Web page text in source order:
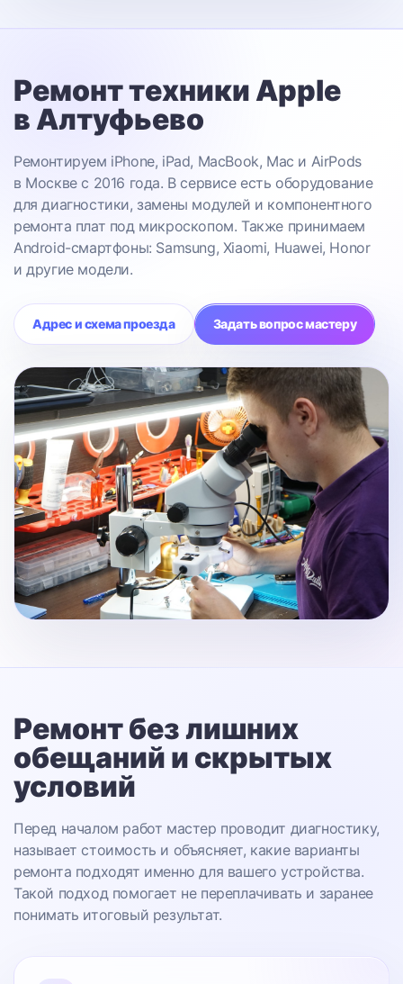
Ремонт техники Apple
в Алтуфьево
Ремонтируем iPhone, iPad, MacBook, Mac и AirPods
в Москве с 2016 года. В сервисе есть оборудование
для диагностики, замены модулей и компонентного
ремонта плат под микроскопом. Также принимаем
Android-смартфоны: Samsung, Xiaomi, Huawei, Honor
и другие модели.
Адрес и схема проезда Задать вопрос мастеру
Ремонт без лишних
обещаний и скрытых
условий
Перед началом работ мастер проводит диагностику,
называет стоимость и объясняет, какие варианты
ремонта подходят именно для вашего устройства.
Такой подход помогает не переплачивать и заранее
понимать итоговый результат.